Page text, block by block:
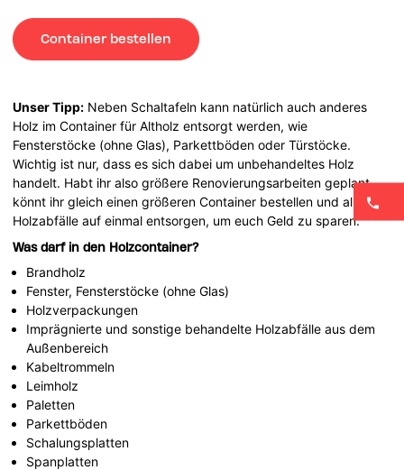
Container bestellen
Unser Tipp: Neben Schaltafeln kann natürlich auch anderes
Holz im Container für Altholz entsorgt werden, wie
Fensterstöcke (ohne Glas), Parkettböden oder Türstöcke.
Wichtig ist nur, dass es sich dabei um unbehandeltes Holz
handelt. Habt ihr also größere Renovierungsarbeiten geplant,
könnt ihr gleich einen größeren Container bestellen und alle
Holzabfälle auf einmal entsorgen, um euch Geld zu sparen.
Was darf in den Holzcontainer?
Brandholz
Fenster, Fensterstöcke (ohne Glas)
Holzverpackungen
Imprägnierte und sonstige behandelte Holzabfälle aus dem
Außenbereich
Kabeltrommeln
Leimholz
Paletten
Parkettböden
Schalungsplatten
Spanplatten